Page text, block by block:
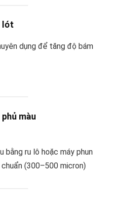
lót
dụng để tăng độ bám
màu
bằng ru lô hoặc máy phun
(300–500 micron)